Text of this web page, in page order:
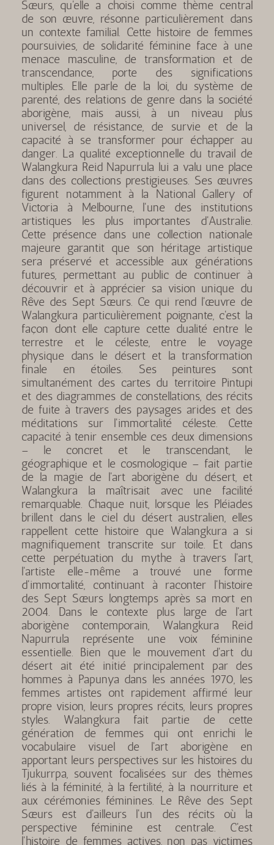
Sœurs, qu'elle a choisi comme thème central
de son œuvre, résonne particulièrement dans
un contexte familial. Cette histoire de femmes
poursuivies, de solidarité féminine face à une
menace masculine, de transformation et de
transcendance, porte des significations
multiples. Elle parle de la loi, du système de
parenté, des relations de genre dans la société
aborigène, mais aussi, à un niveau plus
universel, de résistance, de survie et de la
capacité à se transformer pour échapper au
danger. La qualité exceptionnelle du travail de
Walangkura Reid Napurrula lui a valu une place
dans des collections prestigieuses. Ses œuvres
figurent notamment à la National Gallery of
Victoria à Melbourne, l'une des institutions
artistiques les plus importantes d'Australie.
Cette présence dans une collection nationale
majeure garantit que son héritage artistique
sera préservé et accessible aux générations
futures, permettant au public de continuer à
découvrir et à apprécier sa vision unique du
Rêve des Sept Sœurs. Ce qui rend l'œuvre de
Walangkura particulièrement poignante, c'est la
façon dont elle capture cette dualité entre le
terrestre et le céleste, entre le voyage
physique dans le désert et la transformation
finale en étoiles. Ses peintures sont
simultanément des cartes du territoire Pintupi
et des diagrammes de constellations, des récits
de fuite à travers des paysages arides et des
méditations sur l'immortalité céleste. Cette
capacité à tenir ensemble ces deux dimensions
– le concret et le transcendant, le
géographique et le cosmologique – fait partie
de la magie de l'art aborigène du désert, et
Walangkura la maîtrisait avec une facilité
remarquable. Chaque nuit, lorsque les Pléiades
brillent dans le ciel du désert australien, elles
rappellent cette histoire que Walangkura a si
magnifiquement transcrite sur toile. Et dans
cette perpétuation du mythe à travers l'art,
l'artiste elle-même a trouvé une forme
d'immortalité, continuant à raconter l'histoire
des Sept Sœurs longtemps après sa mort en
2004. Dans le contexte plus large de l'art
aborigène contemporain, Walangkura Reid
Napurrula représente une voix féminine
essentielle. Bien que le mouvement d'art du
désert ait été initié principalement par des
hommes à Papunya dans les années 1970, les
femmes artistes ont rapidement affirmé leur
propre vision, leurs propres récits, leurs propres
styles. Walangkura fait partie de cette
génération de femmes qui ont enrichi le
vocabulaire visuel de l'art aborigène en
apportant leurs perspectives sur les histoires du
Tjukurrpa, souvent focalisées sur des thèmes
liés à la féminité, à la fertilité, à la nourriture et
aux cérémonies féminines. Le Rêve des Sept
Sœurs est d'ailleurs l'un des récits où la
perspective féminine est centrale. C'est
l'histoire de femmes actives, non pas victimes